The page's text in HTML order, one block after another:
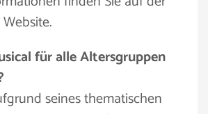
für alle Altersgruppen
seines thematischen